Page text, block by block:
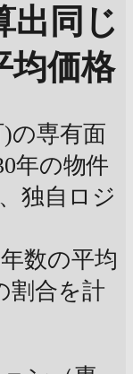
出 同じ
均価格
の専有面
年の物件
独自ロジ
数の平均
割合を計